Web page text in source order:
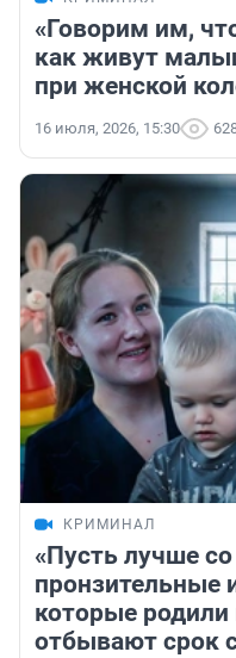
«Говорим им,
как живут
при женской
16 июля, 2026, 15:30
КРИМИНАЛ
«Пусть лучше
пронзительные
которые родили
отбывают срок